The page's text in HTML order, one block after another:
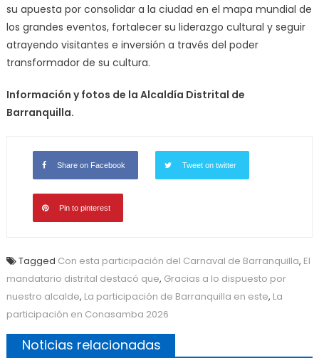
su apuesta por consolidar a la ciudad en el mapa mundial de
los grandes eventos, fortalecer su liderazgo cultural y seguir
atrayendo visitantes e inversión a través del poder
transformador de su cultura.
Información y fotos de la Alcaldía Distrital de
Barranquilla.
Share on Facebook Tweet on twitter
Pin to pinterest
Tagged Con esta participación del Carnaval de Barranquilla, El
mandatario distrital destacó que, Gracias a lo dispuesto por
nuestro alcalde, La participación de Barranquilla en este, La
participación en Conasamba 2026
Noticias relacionadas